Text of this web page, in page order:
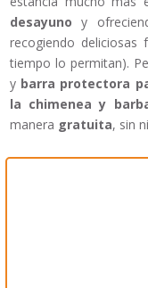
desayuno y
recogiendo deliciosas
tiempo lo permitan).
y barra protectora
la chimenea y
manera gratuita, sin